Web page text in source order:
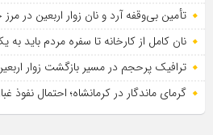
تأمین بی‌وقفه آرد و نان زوار اربعین در
نان کامل از کارخانه تا سفره مردم باید
ترافیک پرحجم در مسیر بازگشت زوار
گرمای ماندگار در کرمانشاه؛ احتمال نفوذ